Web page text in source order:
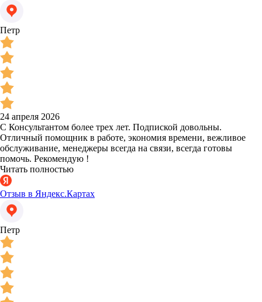
Петр
24 апреля 2026
С Консультантом более трех лет. Подпиской довольны.
Отличный помощник в работе, экономия времени, вежливое
обслуживание, менеджеры всегда на связи, всегда готовы
помочь. Рекомендую !
Читать полностью
Отзыв в Яндекс.Картах
Петр